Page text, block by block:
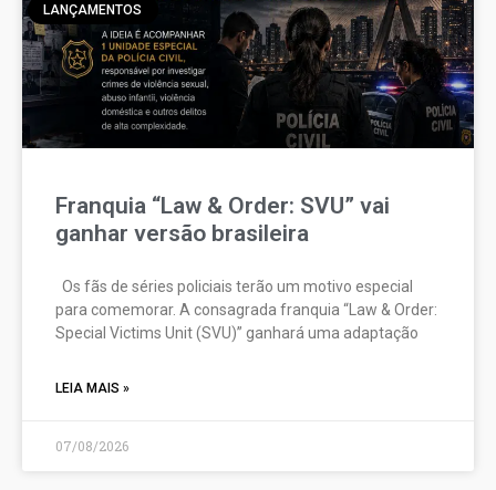
LANÇAMENTOS
Franquia “Law & Order: SVU” vai
ganhar versão brasileira
Os fãs de séries policiais terão um motivo especial
para comemorar. A consagrada franquia “Law & Order:
Special Victims Unit (SVU)” ganhará uma adaptação
LEIA MAIS »
07/08/2026